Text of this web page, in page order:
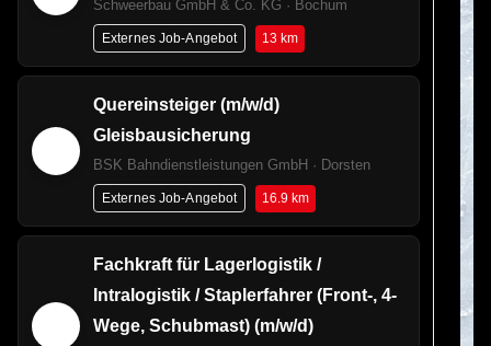
Schweerbau GmbH & Co. KG · Bochum
Externes Job-Angebot 13 km
Quereinsteiger (m/w/d)
Gleisbausicherung
BSK Bahndienstleistungen GmbH · Dorsten
Externes Job-Angebot 16.9 km
Fachkraft für Lagerlogistik /
Intralogistik / Staplerfahrer (Front-, 4-
Wege, Schubmast) (m/w/d)